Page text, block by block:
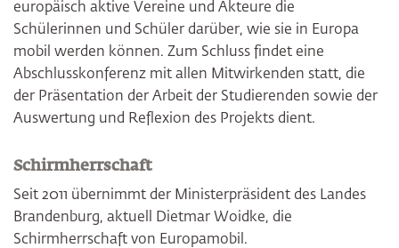
europäisch aktive Vereine und Akteure die
Schülerinnen und Schüler darüber, wie sie in Europa
mobil werden können. Zum Schluss findet eine
Abschlusskonferenz mit allen Mitwirkenden statt, die
der Präsentation der Arbeit der Studierenden sowie der
Auswertung und Reflexion des Projekts dient.
Schirmherrschaft
Seit 2011 übernimmt der Ministerpräsident des Landes
Brandenburg, aktuell Dietmar Woidke, die
Schirmherrschaft von Europamobil.